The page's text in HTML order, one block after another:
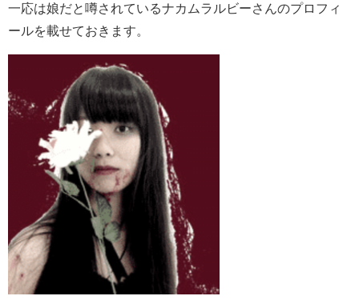
一応は娘だと噂されているナカムラルビーさんのプロフィ
ールを載せておきます。